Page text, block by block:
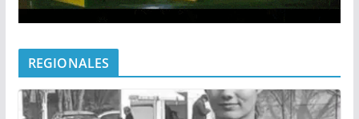
REGIONALES